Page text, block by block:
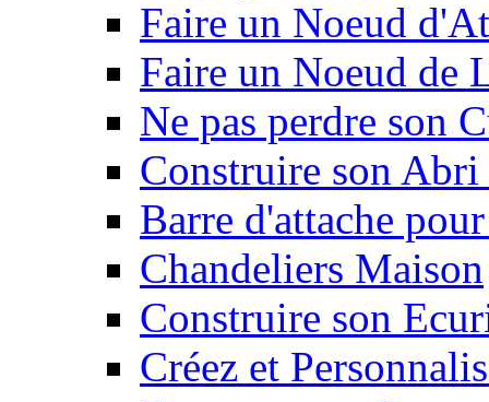
Faire un Noeud
Faire un Noeud de
Ne pas perdre son
Construire son
Barre d'attache
Chandeliers Maison
Construire son
Créez et